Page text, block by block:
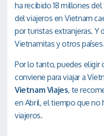
ha recibido 18 millones
del viajeros en Vietnam
por turistas extranjeras. Y
Vietnamitas y otros países.
Por lo tanto, puedes eligir
conviene para viajar a
Vietnam Viajes, te
en Abril, el tiempo que no
viajeros.